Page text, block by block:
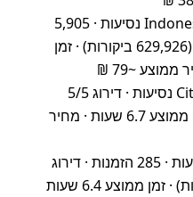
Indonesia Railways – 1,829 נסיעות · 5,905
הזמנות · דירוג 4.26/5 (629,926 ביקורות) · זמן
Cititrans AKAP – 1,788 נסיעות · דירוג 5/5
(17,502 ביקורות) · זמן ממוצע 6.7 שעות · מחיר
Cititrans – 1,330 נסיעות · 285 הזמנות · דירוג
4.6/5 (116,880 ביקורות) · זמן ממוצע 6.4 שעות